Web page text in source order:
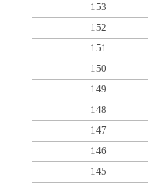
153
152
151
150
149
148
147
146
145